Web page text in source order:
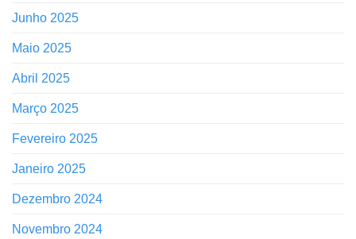
Junho 2025
Maio 2025
Abril 2025
Março 2025
Fevereiro 2025
Janeiro 2025
Dezembro 2024
Novembro 2024